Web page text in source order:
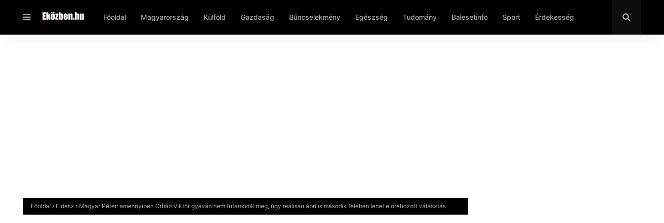
Főoldal Magyarország Külföld Gazdaság Bűncselekmény Egészség Tudomány Balesetinfo Sport Érdekesség
Főoldal Fidesz Magyar Péter: amennyiben Orbán Viktor gyáván nem futamodik meg, úgy reálisan április második felében lehet előrehozott választás